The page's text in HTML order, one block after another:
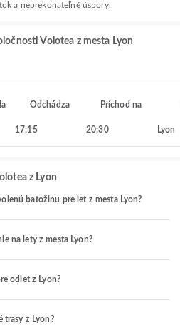
a neprekonateľné úspory.
Volotea z mesta Lyon
Odchádza Príchod na
17:15 20:30 Lyon
z Lyon
batožinu pre let z mesta Lyon?
na lety z mesta Lyon?
odlet z Lyon?
trasy z Lyon?